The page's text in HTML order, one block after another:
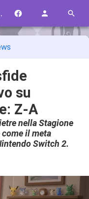
Leggende: Z-A
su
Z-A
nella Stagione
come il meta
Switch 2.